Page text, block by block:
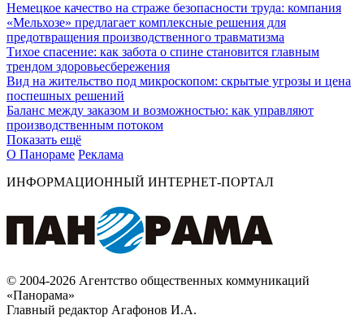
Немецкое качество на страже безопасности труда: компания
«Мельхозе» предлагает комплексные решения для
предотвращения производственного травматизма
Тихое спасение: как забота о спине становится главным
трендом здоровьесбережения
Вид на жительство под микроскопом: скрытые угрозы и цена
поспешных решений
Баланс между заказом и возможностью: как управляют
производственным потоком
Показать ещё
О Панораме Реклама
ИНФОРМАЦИОННЫЙ ИНТЕРНЕТ-ПОРТАЛ
© 2004-2026 Агентство общественных коммуникаций
«Панорама»
Главный редактор Агафонов И.А.